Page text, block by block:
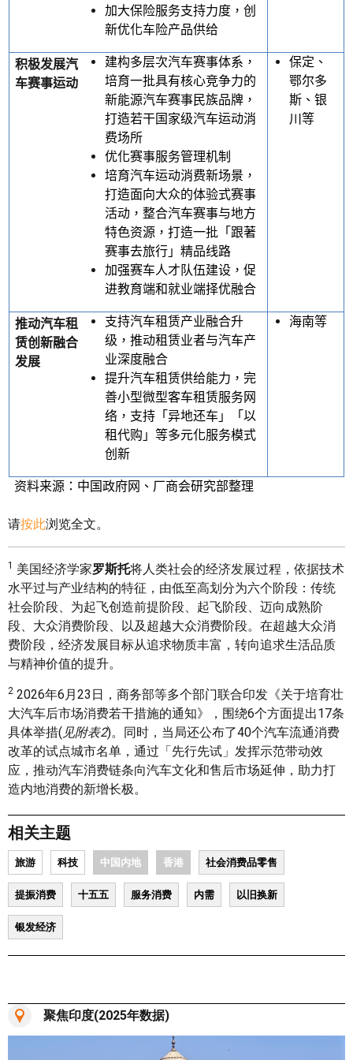
加大保险服务支持力度，创
新优化车险产品供给
积极发展汽
车赛事运动
建构多层次汽车赛事体系，
培育一批具有核心竞争力的
新能源汽车赛事民族品牌，
打造若干国家级汽车运动消
费场所
优化赛事服务管理机制
培育汽车运动消费新场景，
打造面向大众的体验式赛事
活动，整合汽车赛事与地方
特色资源，打造一批「跟著
赛事去旅行」精品线路
加强赛车人才队伍建设，促
进教育端和就业端择优融合
保定、
鄂尔多
斯、银
川等
推动汽车租
赁创新融合
发展
支持汽车租赁产业融合升
级，推动租赁业者与汽车产
业深度融合
提升汽车租赁供给能力，完
善小型微型客车租赁服务网
络，支持「异地还车」「以
租代购」等多元化服务模式
创新
海南等
资料来源：中国政府网、厂商会研究部整理
请按此浏览全文。
1 美国经济学家罗斯托将人类社会的经济发展过程，依据技术
水平过与产业结构的特征，由低至高划分为六个阶段：传统
社会阶段、为起飞创造前提阶段、起飞阶段、迈向成熟阶
段、大众消费阶段、以及超越大众消费阶段。在超越大众消
费阶段，经济发展目标从追求物质丰富，转向追求生活品质
与精神价值的提升。
2 2026年6月23日，商务部等多个部门联合印发《关于培育壮
大汽车后市场消费若干措施的通知》，围绕6个方面提出17条
具体举措(见附表2)。同时，当局还公布了40个汽车流通消费
改革的试点城市名单，通过「先行先试」发挥示范带动效
应，推动汽车消费链条向汽车文化和售后市场延伸，助力打
造内地消费的新增长极。
相关主题
旅游 科技 中国内地 香港 社会消费品零售
提振消费 十五五 服务消费 内需 以旧换新
银发经济
聚焦印度(2025年数据)